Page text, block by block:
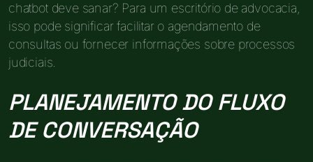
chatbot deve sanar? Para um escritório de advocacia,
isso pode significar facilitar o agendamento de
consultas ou fornecer informações sobre processos
judiciais.
PLANEJAMENTO DO FLUXO
DE CONVERSAÇÃO